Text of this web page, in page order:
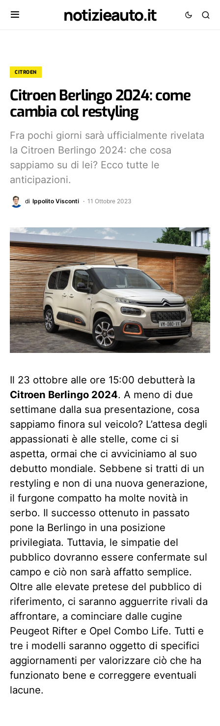
notizieauto.it
CITROEN
Citroen Berlingo 2024: come
cambia col restyling
Fra pochi giorni sarà ufficialmente rivelata
la Citroen Berlingo 2024: che cosa
sappiamo su di lei? Ecco tutte le
anticipazioni.
di Ippolito Visconti 11 Ottobre 2023
Il 23 ottobre alle ore 15:00 debutterà la
Citroen Berlingo 2024. A meno di due
settimane dalla sua presentazione, cosa
sappiamo finora sul veicolo? L’attesa degli
appassionati è alle stelle, come ci si
aspetta, ormai che ci avviciniamo al suo
debutto mondiale. Sebbene si tratti di un
restyling e non di una nuova generazione,
il furgone compatto ha molte novità in
serbo. Il successo ottenuto in passato
pone la Berlingo in una posizione
privilegiata. Tuttavia, le simpatie del
pubblico dovranno essere confermate sul
campo e ciò non sarà affatto semplice.
Oltre alle elevate pretese del pubblico di
riferimento, ci saranno agguerrite rivali da
affrontare, a cominciare dalle cugine
Peugeot Rifter e Opel Combo Life. Tutti e
tre i modelli saranno oggetto di specifici
aggiornamenti per valorizzare ciò che ha
funzionato bene e correggere eventuali
lacune.